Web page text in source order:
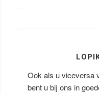
Ook als u viceversa
bent u bij ons in